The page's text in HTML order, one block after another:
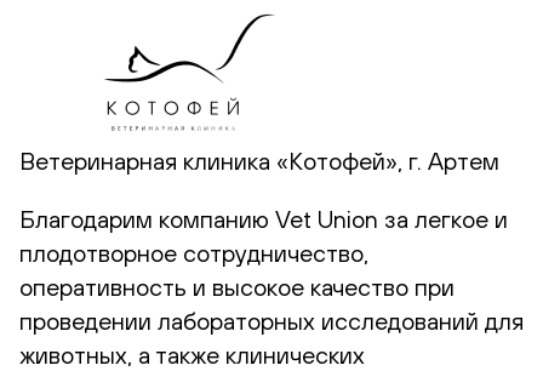
Ветеринарная клиника «Котофей», г. Артем
Благодарим компанию Vet Union за легкое и
плодотворное сотрудничество,
оперативность и высокое качество при
проведении лабораторных исследований для
животных, а также клинических